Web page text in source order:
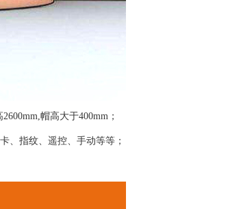
帽高大于400mm；
、指纹、遥控、手动等等；